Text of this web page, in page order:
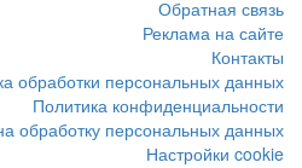
Обратная связь
Реклама на сайте
Контакты
обработки персональных данных
Политика конфиденциальности
обработку персональных данных
Настройки cookie